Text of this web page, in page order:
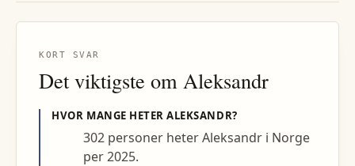
KORT SVAR
Det viktigste om Aleksandr
HVOR MANGE HETERALEKSANDR?
302 personer heter Aleksandr i Norge
per 2025.